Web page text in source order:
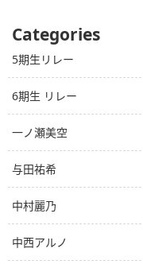
Categories
5期生リレー
6期生 リレー
一ノ瀬美空
与田祐希
中村麗乃
中西アルノ